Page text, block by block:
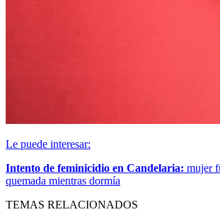
Le puede interesar:
Intento de feminicidio en Candelaria: mujer
quemada mientras dormía
TEMAS RELACIONADOS